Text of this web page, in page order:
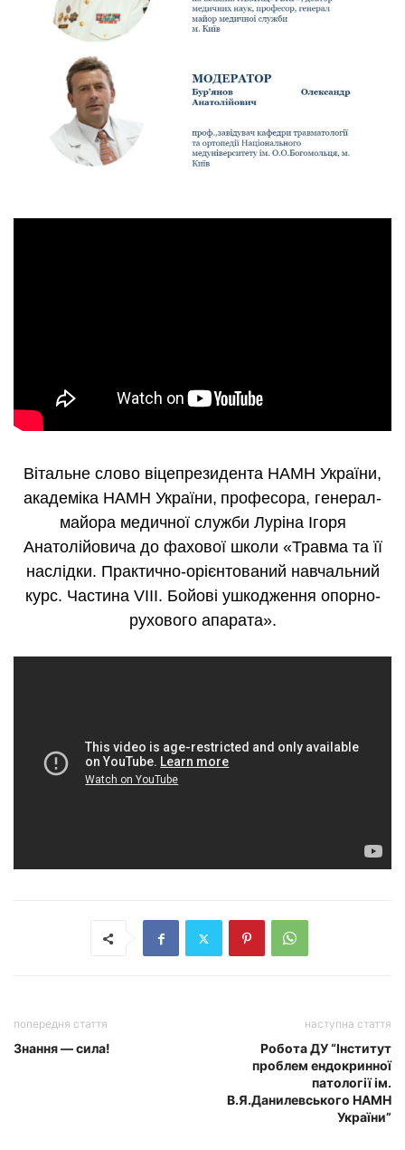
Вітальне слово віцепрезидента НАМН України,
академіка НАМН України, професора, генерал-
майора медичноїслужби Луріна Ігоря
Анатолійовича до фахової школи «Травма та її
наслідки. Практично-орієнтований навчальний
курс. Частина VІII. Бойові ушкодження опорно-
рухового апарата».
попередня стаття
Знання — сила!
наступна стаття
Робота ДУ “Інститут
проблем ендокринної
патології ім.
В.Я.Данилевського НАМН
України”